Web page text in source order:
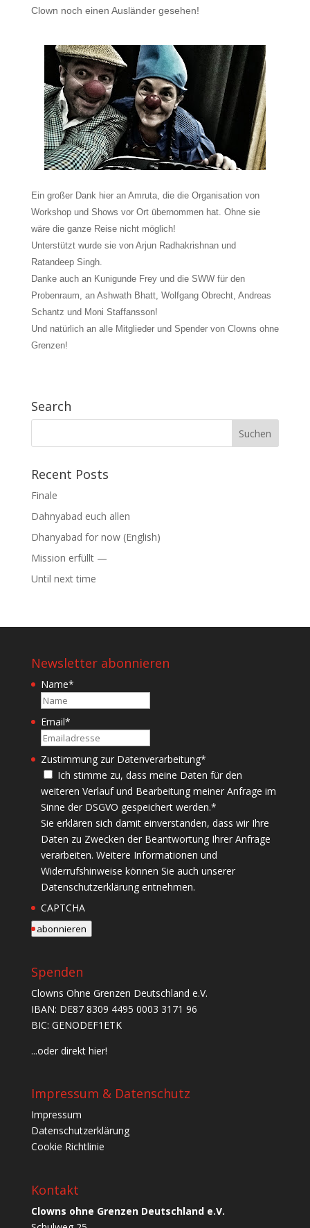
Clown noch einen Ausländer gesehen!
Ein großer Dank hier an Amruta, die die Organisation von
Workshop und Shows vor Ort übernommen hat. Ohne sie
wäre die ganze Reise nicht möglich!
Unterstützt wurde sie von Arjun Radhakrishnan und
Ratandeep Singh.
Danke auch an Kunigunde Frey und die SWW für den
Probenraum, an Ashwath Bhatt, Wolfgang Obrecht, Andreas
Schantz und Moni Staffansson!
Und natürlich an alle Mitglieder und Spender von Clowns ohne
Grenzen!
Search
Suchen
Recent Posts
Finale
Dahnyabad euch allen
Dhanyabad for now (English)
Mission erfüllt —
Until next time
Newsletter abonnieren
Name*
Email*
Zustimmung zur Datenverarbeitung*
Ich stimme zu, dass meine Daten für den
weiteren Verlauf und Bearbeitung meiner Anfrage im
Sinne der DSGVO gespeichert werden.*
Sie erklären sich damit einverstanden, dass wir Ihre
Daten zu Zwecken der Beantwortung Ihrer Anfrage
verarbeiten. Weitere Informationen und
Widerrufshinweise können Sie auch unserer
Datenschutzerklärung entnehmen.
CAPTCHA
abonnieren
Spenden
Clowns Ohne Grenzen Deutschland e.V.
IBAN: DE87 8309 4495 0003 3171 96
BIC: GENODEF1ETK
...oder direkt hier!
Impressum & Datenschutz
Impressum
Datenschutzerklärung
Cookie Richtlinie
Kontakt
Clowns ohne Grenzen Deutschland e.V.